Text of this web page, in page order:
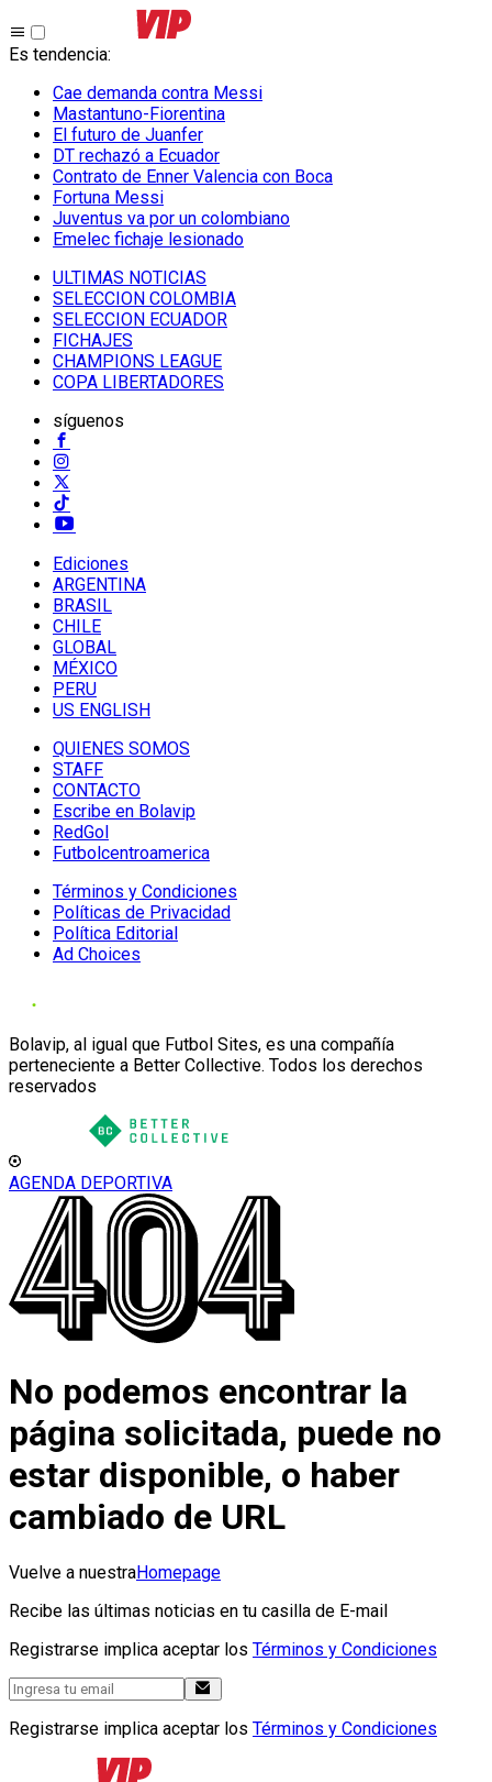
Es tendencia:
Cae demanda contra Messi
Mastantuno-Fiorentina
El futuro de Juanfer
DT rechazó a Ecuador
Contrato de Enner Valencia con Boca
Fortuna Messi
Juventus va por un colombiano
Emelec fichaje lesionado
ULTIMAS NOTICIAS
SELECCION COLOMBIA
SELECCION ECUADOR
FICHAJES
CHAMPIONS LEAGUE
COPA LIBERTADORES
síguenos
Ediciones
ARGENTINA
BRASIL
CHILE
GLOBAL
MÉXICO
PERU
US ENGLISH
QUIENES SOMOS
STAFF
CONTACTO
Escribe en Bolavip
RedGol
Futbolcentroamerica
Términos y Condiciones
Políticas de Privacidad
Política Editorial
Ad Choices
Bolavip, al igual que Futbol Sites, es una compañía
perteneciente a Better Collective. Todos los derechos
reservados
AGENDA DEPORTIVA
No podemos encontrar la
página solicitada, puede no
estar disponible, o haber
cambiado de URL
Vuelve a nuestraHomepage
Recibe las últimas noticias en tu casilla de E-mail
Registrarse implica aceptar los Términos y Condiciones
Registrarse implica aceptar los Términos y Condiciones